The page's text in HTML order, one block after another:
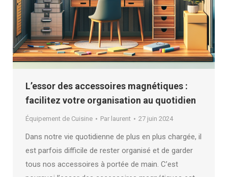
L’essor des accessoires magnétiques :
facilitez votre organisation au quotidien
Équipement de Cuisine Par laurent 27 juin 2024
Dans notre vie quotidienne de plus en plus chargée, il
est parfois difficile de rester organisé et de garder
tous nos accessoires à portée de main. C’est